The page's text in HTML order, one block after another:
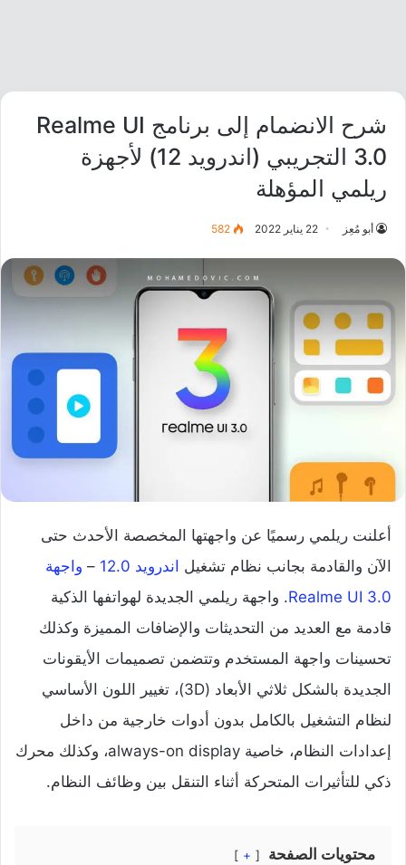
شرح الانضمام إلى برنامج Realme UI
3.0 التجريبي (اندرويد 12) لأجهزة
ريلمي المؤهلة
أبو مُعِز 22 يناير 2022 582
أعلنت ريلمي رسميًا عن واجهتها المخصصة الأحدث حتى
الآن والقادمة بجانب نظام تشغيل اندرويد 12.0 – واجهة
Realme UI 3.0. واجهة ريلمي الجديدة لهواتفها الذكية
قادمة مع العديد من التحديثات والإضافات المميزة وكذلك
تحسينات واجهة المستخدم وتتضمن تصميمات الأيقونات
الجديدة بالشكل ثلاثي الأبعاد (3D)، تغيير اللون الأساسي
لنظام التشغيل بالكامل بدون أدوات خارجية من داخل
إعدادات النظام، خاصية always-on display، وكذلك محرك
ذكي للتأثيرات المتحركة أثناء التنقل بين وظائف النظام.
محتويات الصفحة +